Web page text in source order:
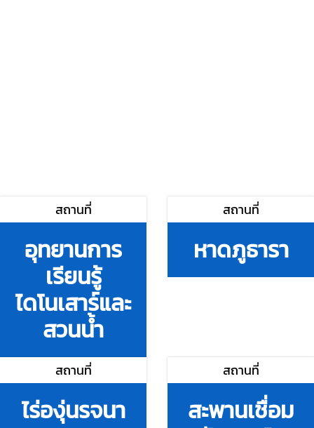
สถานที่
อุทยานการ
เรียนรู้
ไดโนเสาร์และ
สวนน้ำ
สถานที่
หาดภูธารา
สถานที่
ไร่องุ่นรจนา
สถานที่
สะพานเชื่อม